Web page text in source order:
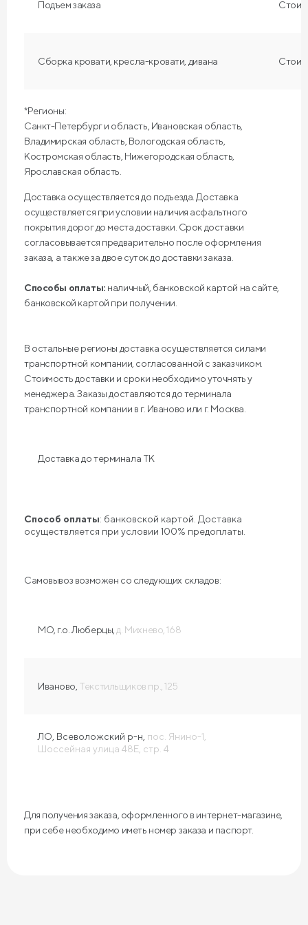
Подъем заказа
Сборка кровати, кресла-кровати, дивана
*Регионы:
Санкт-Петербург и область, Ивановская область,
Владимирская область, Вологодская область,
Костромская область, Нижегородская область,
Ярославская область.
Доставка осуществляется до подъезда. Доставка
осуществляется при условии наличия асфальтного
покрытия дорог до места доставки. Срок доставки
согласовывается предварительно после оформления
заказа, а также за двое суток до доставки заказа.
Способы оплаты: наличный, банковской картой на сайте,
банковской картой при получении.
В остальные регионы доставка осуществляется силами
транспортной компании, согласованной с заказчиком.
Стоимость доставки и сроки необходимо уточнять у
менеджера. Заказы доставляются до терминала
транспортной компании в г. Иваново или г. Москва.
Доставка до терминала ТК
Способ оплаты: банковской картой. Доставка
осуществляется при условии 100% предоплаты.
Самовывоз возможен со следующих складов:
МО, г.о. Люберцы, д. Михнево, 168
Иваново, Текстильщиков пр., 125
ЛО, Всеволожский р-н, пос. Янино-1,
Шоссейная улица 48Е, стр. 4
Для получения заказа, оформленного в интернет-магазине,
при себе необходимо иметь номер заказа и паспорт.